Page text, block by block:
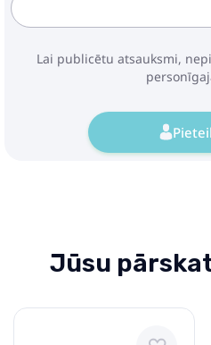
Lai publicētu atsauksmi,
Jūsu